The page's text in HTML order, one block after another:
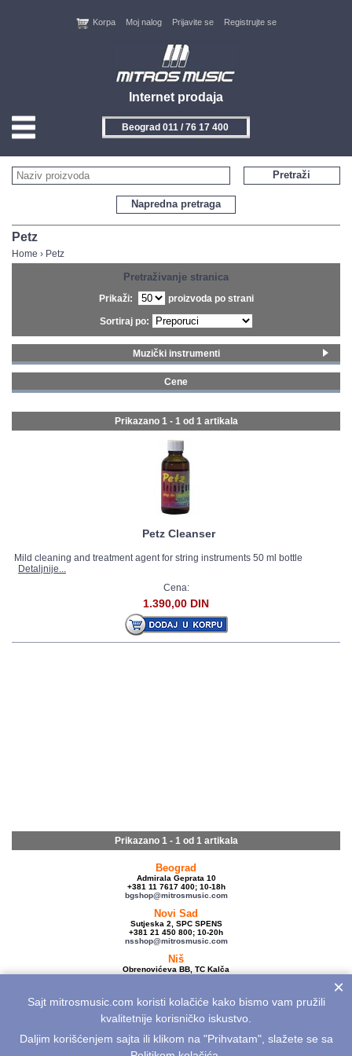
Internet prodaja
Korpa Moj nalog Prijavite se Registrujte se
Beograd 011 / 76 17 400
HOME
KONTAKT
NOVITETI
FEEDBACK
GALERIJA
Napredna pretraga
Pretraži
Petz
Home › Petz
Pretraživanje stranica
Prikaži: proizvoda po strani
Sortiraj po:
Muzički instrumenti
Klasični i tradicionalni instrumenti (1)
Cene
Prikazano 1 - 1 od 1 artikala
Petz Cleanser
Mild cleaning and treatment agent for string instruments 50 ml bottle
Detaljnije...
Cena:
1.390,00 DIN
Prikazano 1 - 1 od 1 artikala
Beograd
Admirala Geprata 10
+381 11 7617 400; 10-18h
bgshop@mitrosmusic.com
Novi Sad
Sutjeska 2, SPC SPENS
+381 21 450 800; 10-20h
nsshop@mitrosmusic.com
Niš
Obrenovićeva BB, TC Kalča
Veleprodaja
Admirala Geprata 10,
Beograd
info@mitrosmusic.com
×
Sajt mitrosmusic.com koristi kolačiće kako bismo vam pružili
kvalitetnije korisničko iskustvo.
Daljim korišćenjem sajta ili klikom na "Prihvatam", slažete se sa